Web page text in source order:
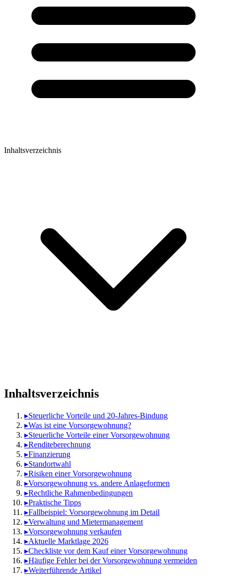
Inhaltsverzeichnis
Inhaltsverzeichnis
▸Steuerliche Vorteile und 20-Jahres-Bindung
▸Was ist eine Vorsorgewohnung?
▸Steuerliche Vorteile einer Vorsorgewohnung
▸Renditeberechnung
▸Finanzierung
▸Standortwahl
▸Risiken einer Vorsorgewohnung
▸Vorsorgewohnung vs. andere Anlageformen
▸Rechtliche Rahmenbedingungen
▸Praktische Tipps
▸Fallbeispiel: Vorsorgewohnung im Detail
▸Verwaltung und Mietermanagement
▸Vorsorgewohnung verkaufen
▸Aktuelle Marktlage 2026
▸Checkliste vor dem Kauf einer Vorsorgewohnung
▸Häufige Fehler bei der Vorsorgewohnung vermeiden
▸Weiterführende Artikel